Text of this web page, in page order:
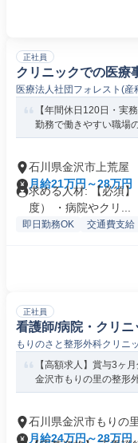
正社員
クリニックでの医療
医療法人社団フォレスト(
【年間休日120日・実
勤務で働きやすい職場
石川県金沢市上荒屋
月給21万円～28万円
求める人材: 【必須
度） ・病院やクリ...
即日勤務OK 交通費支給
正社員
看護師/病院・クリ
もりのさと整形外科クリニ
【高額求人】賞与3ヶ
金沢市もりの里の整形
石川県金沢市もりの里
月給24万円～28万円